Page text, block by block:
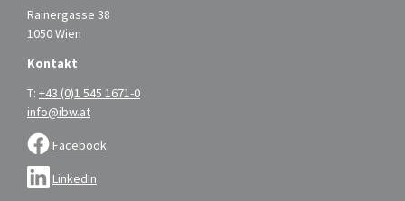
Rainergasse 38
1050 Wien
Kontakt
T: +43 (0)1 545 1671-0
info@ibw.at
Facebook
LinkedIn